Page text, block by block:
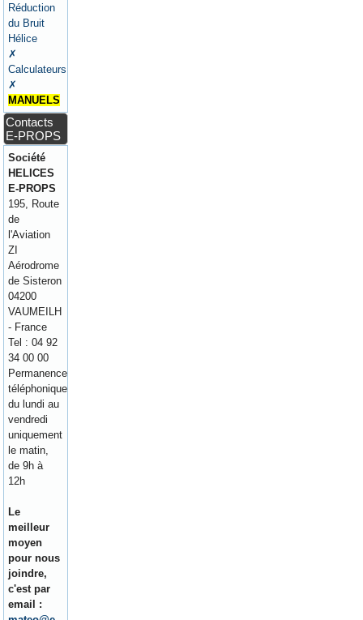
Réduction
du Bruit
Hélice
✗
Calculateurs
✗
MANUELS
Contacts
E-PROPS
Société
HELICES
E-PROPS
195, Route
de
l'Aviation
ZI
Aérodrome
de Sisteron
04200
VAUMEILH
- France
Tel : 04 92
34 00 00
Permanence
téléphonique
du lundi au
vendredi
uniquement
le matin,
de 9h à
12h
Le
meilleur
moyen
pour nous
joindre,
c'est par
email :